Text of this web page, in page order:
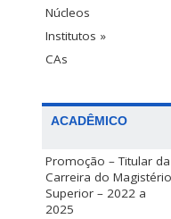
Núcleos
Institutos »
CAs
ACADÊMICO
Promoção – Titular da
Carreira do Magistério
Superior – 2022 a
2025